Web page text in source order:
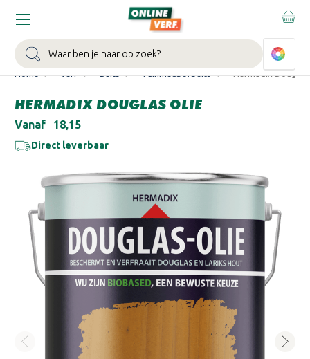
Zoeken
WIN EEN BALLONVAART:Bij besteding vanaf €100,- aan Sikkens
muurverf en/of lak.
Bekijk actie >
Home Verf Beits Tuinmeubel beits Hermadix Douglas
HERMADIX DOUGLAS OLIE
Vanaf €18,15
Direct leverbaar